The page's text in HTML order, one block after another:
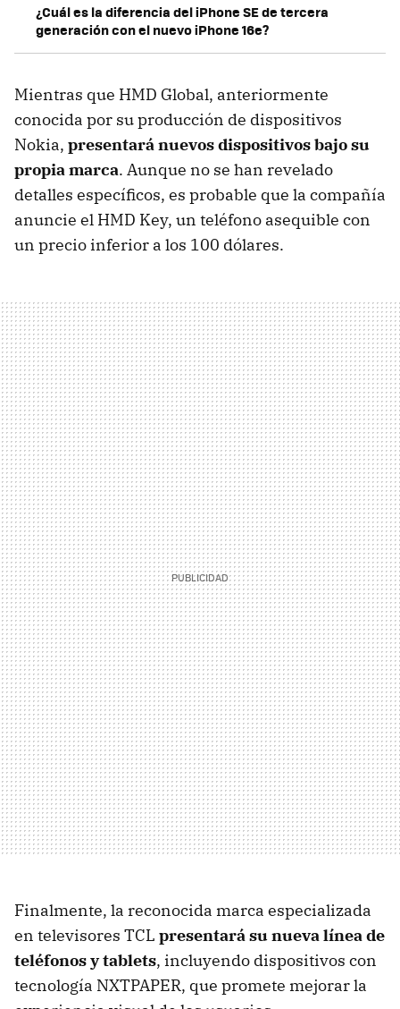
¿Cuál es la diferencia del iPhone SE de tercera
generación con el nuevo iPhone 16e?
Mientras que HMD Global, anteriormente
conocida por su producción de dispositivos
Nokia, presentará nuevos dispositivos bajo su
propia marca. Aunque no se han revelado
detalles específicos, es probable que la compañía
anuncie el HMD Key, un teléfono asequible con
un precio inferior a los 100 dólares.
Finalmente, la reconocida marca especializada
en televisores TCL presentará su nueva línea de
teléfonos y tablets, incluyendo dispositivos con
tecnología NXTPAPER, que promete mejorar la